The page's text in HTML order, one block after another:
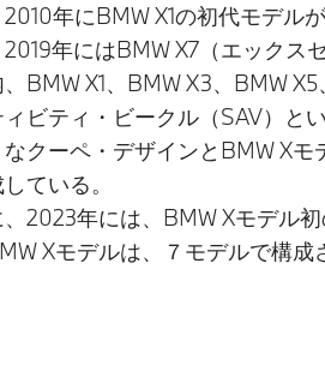
年にBMW X1の初代モデル
年にはBMW X7（エックス
、BMW X1、BMW X3、BMW
ビティ・ビークル（SAV）と
なクーペ・デザインとBMW X
ている。
、2023年には、BMW Xモデル
Xモデルは、７モデルで構成